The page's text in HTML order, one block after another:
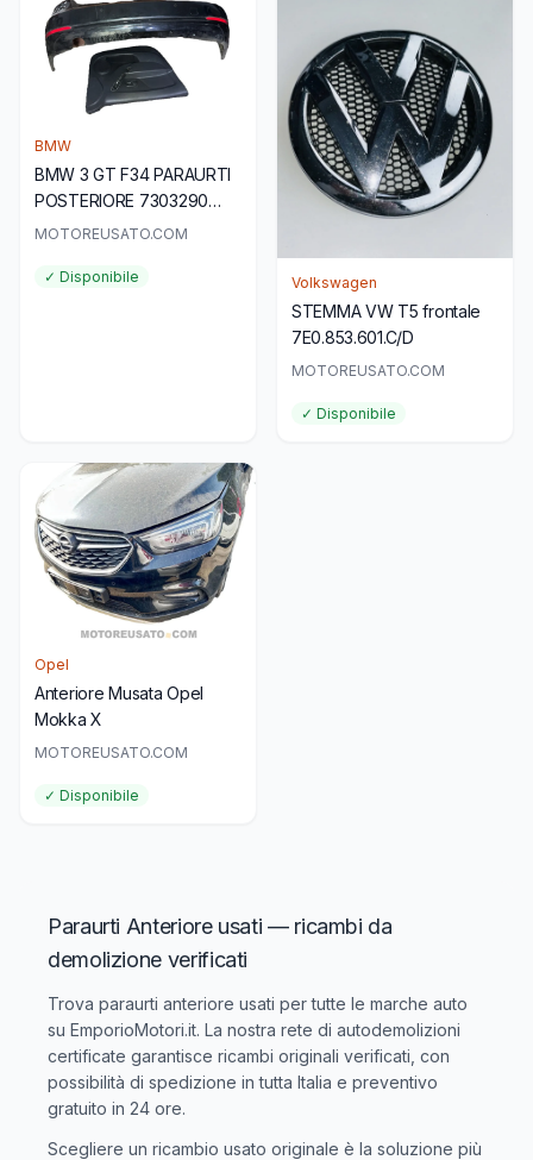
BMW
BMW 3 GT F34 PARAURTI
POSTERIORE 7303290
originale usato
MOTOREUSATO.COM
✓ Disponibile Volkswagen
STEMMA VW T5 frontale
7E0.853.601.C/D
MOTOREUSATO.COM
✓ Disponibile
Opel
Anteriore Musata Opel
Mokka X
MOTOREUSATO.COM
✓ Disponibile
Paraurti Anteriore usati — ricambi da
demolizione verificati
Trova paraurti anteriore usati per tutte le marche auto
su EmporioMotori.it. La nostra rete di autodemolizioni
certificate garantisce ricambi originali verificati, con
possibilità di spedizione in tutta Italia e preventivo
gratuito in 24 ore.
Scegliere un ricambio usato originale è la soluzione più